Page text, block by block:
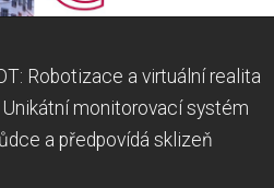
Robotizace a virtuální realita
monitorovací systém
a předpovídá sklizeň